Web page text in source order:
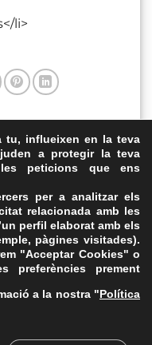
li>
. Marqui com a favorit
El Pati
CATALANA
· 93 347 17 14
tu, influeixen en la teva
a protegir la teva
peticions que ens
per a analitzar els
relacionada amb les
perfil elaborat amb els
pàgines visitades).
"Acceptar Cookies" o
preferències prement
a la nostra "Política